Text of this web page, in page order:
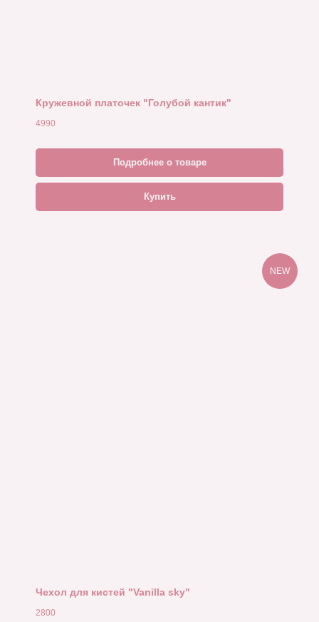
Кружевной платочек "Голубой кантик"
4990
Подробнее о товаре
Купить
NEW
Чехол для кистей "Vanilla sky"
2800